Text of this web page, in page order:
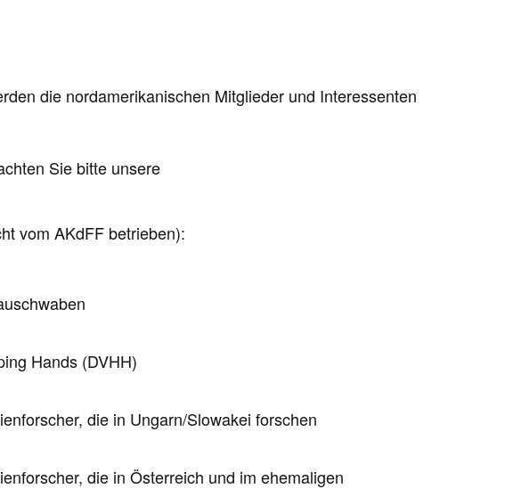
die nordamerikanischen Mitglieder und Interessenten
Sie bitte unsere
vom AKdFF betrieben):
Hands (DVHH)
die in Ungarn/Slowakei forschen
die in Österreich und im ehemaligen